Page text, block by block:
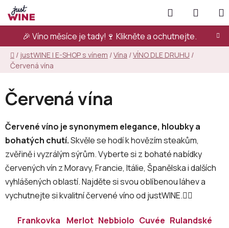
Přejít
na
obsah
🎉 Víno měsíce je tady!🍷 Klikněte a ochutnejte.
Hledat
KOŠÍK
Domů
/ justWINE | E-SHOP s vínem /Vína /VÍNO DLE DRUHU /
Červená vína
Červená vína
Červené víno je synonymem elegance, hloubky a
bohatých chutí.Skvěle se hodí k hovězím steakům,
zvěřině i vyzrálým sýrům. Vyberte si z bohaté nabídky
červených vín z Moravy, Francie, Itálie, Španělska i dalších
vyhlášených oblastí. Najděte si svou oblíbenou láhev a
vychutnejte si kvalitní červené víno od justWINE.👇🏻
Frankovka Merlot Nebbiolo Cuvée Rulandské